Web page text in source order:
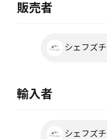
販売者
シェフズ
輸入者
シェフズ